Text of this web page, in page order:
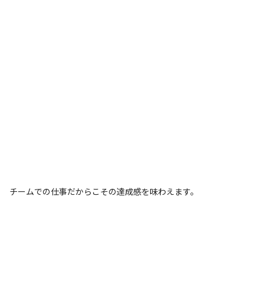
チームでの仕事だからこその達成感を味わえます。